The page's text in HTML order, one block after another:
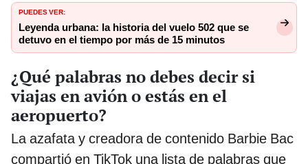
PUEDES VER:
Leyenda urbana: la historia del vuelo 502 que se
detuvo en el tiempo por más de 15 minutos
¿Qué palabras no debes decir si
viajas en avión o estás en el
aeropuerto?
La azafata y creadora de contenido Barbie Bac
compartió en TikTok una lista de palabras que